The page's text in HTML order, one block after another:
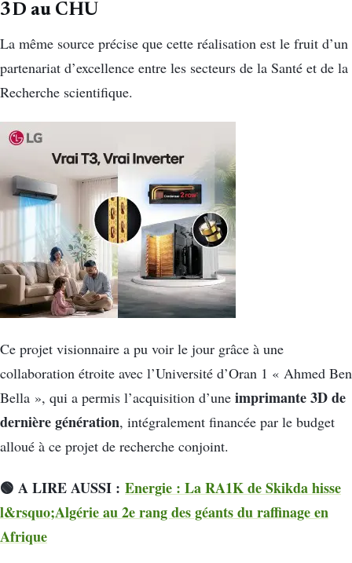
3D au CHU
La même source précise que cette réalisation est le fruit d’un
partenariat d’excellence entre les secteurs de la Santé et de la
Recherche scientifique.
Ce projet visionnaire a pu voir le jour grâce à une
collaboration étroite avec l’Université d’Oran 1 « Ahmed Ben
Bella », qui a permis l’acquisition d’une imprimante 3D de
dernière génération, intégralement financée par le budget
alloué à ce projet de recherche conjoint.
🟢 A LIRE AUSSI : Energie : La RA1K de Skikda hisse
l&rsquo;Algérie au 2e rang des géants du raffinage en
Afrique